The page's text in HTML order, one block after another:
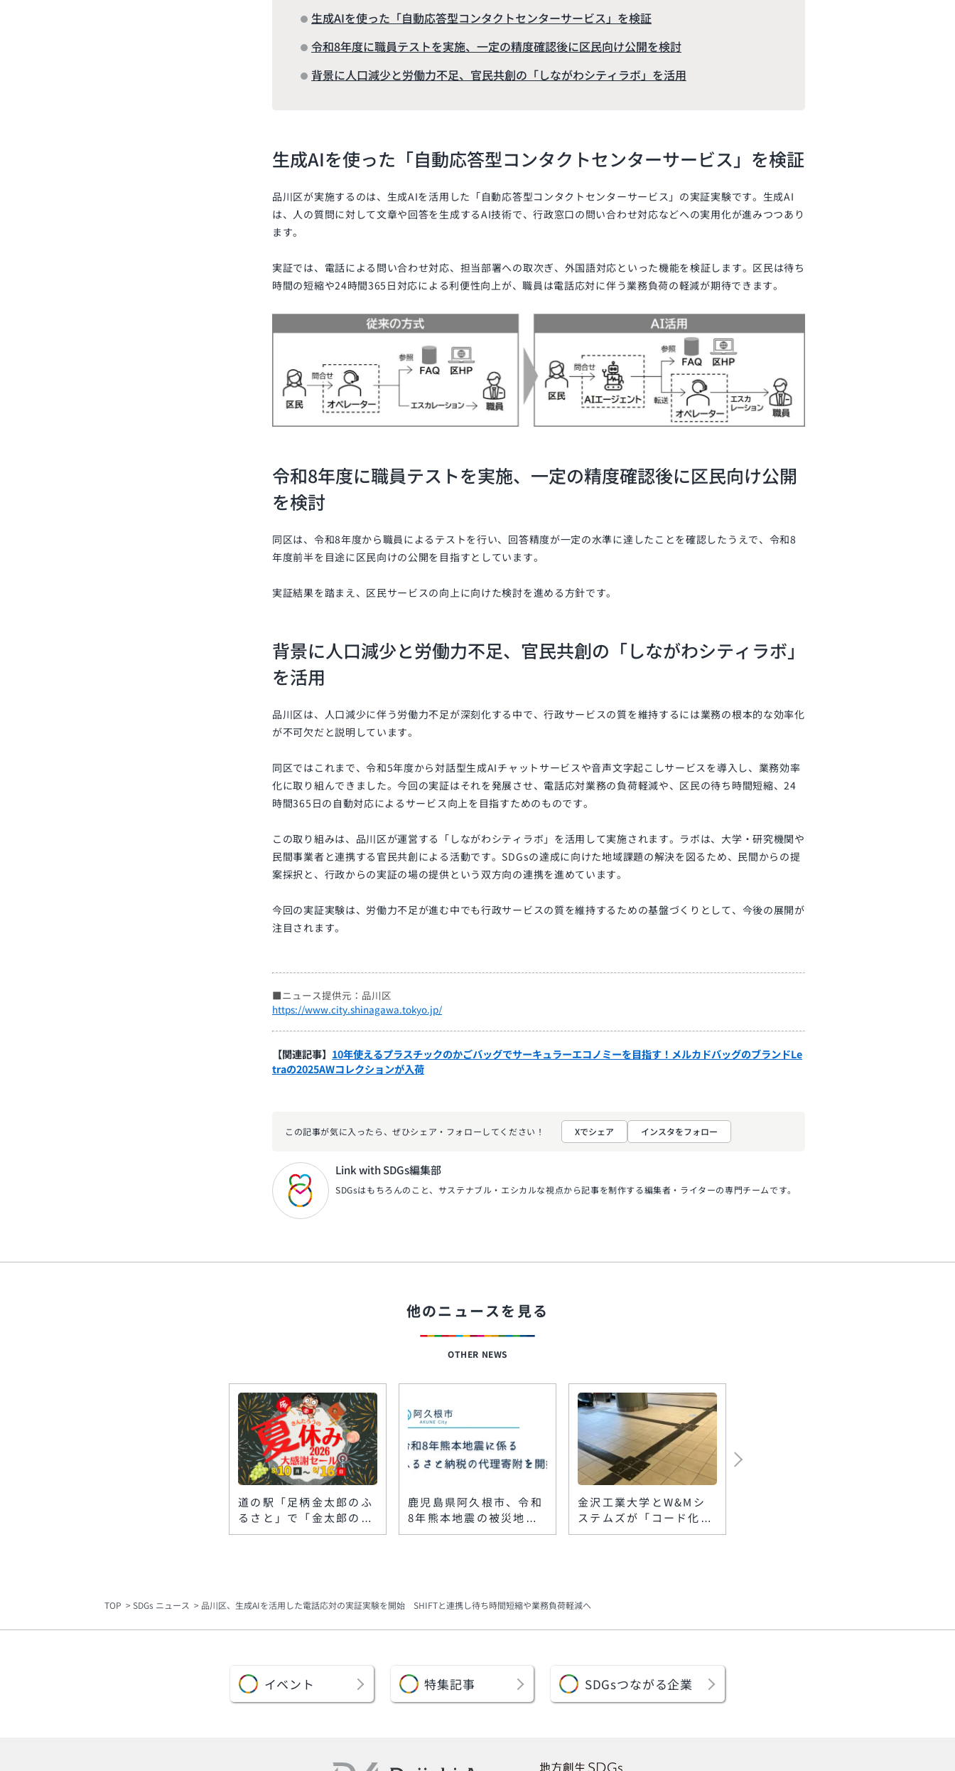
生成AIを使った「自動応答型コンタクトセンターサービス」を検証
令和8年度に職員テストを実施、一定の精度確認後に区民向け公開を検討
背景に人口減少と労働力不足、官民共創の「しながわシティラボ」を活用
生成AIを使った「自動応答型コンタクトセンターサービス」を検証
品川区が実施するのは、生成AIを活用した「自動応答型コンタクトセンターサービス」の実証実験です。生成AI
は、人の質問に対して文章や回答を生成するAI技術で、行政窓口の問い合わせ対応などへの実用化が進みつつあり
ます。
実証では、電話による問い合わせ対応、担当部署への取次ぎ、外国語対応といった機能を検証します。区民は待ち
時間の短縮や24時間365日対応による利便性向上が、職員は電話応対に伴う業務負荷の軽減が期待できます。
令和8年度に職員テストを実施、一定の精度確認後に区民向け公開
を検討
同区は、令和8年度から職員によるテストを行い、回答精度が一定の水準に達したことを確認したうえで、令和8
年度前半を目途に区民向けの公開を目指すとしています。
実証結果を踏まえ、区民サービスの向上に向けた検討を進める方針です。
背景に人口減少と労働力不足、官民共創の「しながわシティラボ」
を活用
品川区は、人口減少に伴う労働力不足が深刻化する中で、行政サービスの質を維持するには業務の根本的な効率化
が不可欠だと説明しています。
同区ではこれまで、令和5年度から対話型生成AIチャットサービスや音声文字起こしサービスを導入し、業務効率
化に取り組んできました。今回の実証はそれを発展させ、電話応対業務の負荷軽減や、区民の待ち時間短縮、24
時間365日の自動対応によるサービス向上を目指すためのものです。
この取り組みは、品川区が運営する「しながわシティラボ」を活用して実施されます。ラボは、大学・研究機関や
民間事業者と連携する官民共創による活動です。SDGsの達成に向けた地域課題の解決を図るため、民間からの提
案採択と、行政からの実証の場の提供という双方向の連携を進めています。
今回の実証実験は、労働力不足が進む中でも行政サービスの質を維持するための基盤づくりとして、今後の展開が
注目されます。
■ニュース提供元：品川区
https://www.city.shinagawa.tokyo.jp/
【関連記事】 10年使えるプラスチックのかごバッグでサーキュラーエコノミーを目指す！メルカドバッグのブランドLe
traの2025AWコレクションが入荷
この記事が気に入ったら、ぜひシェア・フォローしてください！ Xでシェア インスタをフォロー
Link with SDGs編集部
SDGsはもちろんのこと、サステナブル・エシカルな視点から記事を制作する編集者・ライターの専門チームです。
他のニュースを見る
OTHER NEWS
道の駅「足柄金太郎のふ
るさと」で「金太郎の夏
休み」大感謝セール、8
鹿児島県阿久根市、令和
8年熊本地震の被災地支
援で「代理寄附」を受付
金沢工業大学とW&Mシ
ステムズが「コード化点
字ブロック」を楽天地ビ
TOP SDGs ニュース 品川区、生成AIを活用した電話応対の実証実験を開始 SHIFTと連携し待ち時間短縮や業務負荷軽減へ
イベント 特集記事 SDGsつながる企業